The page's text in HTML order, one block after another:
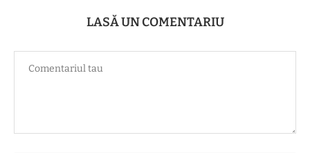
LASĂ UN COMENTARIU